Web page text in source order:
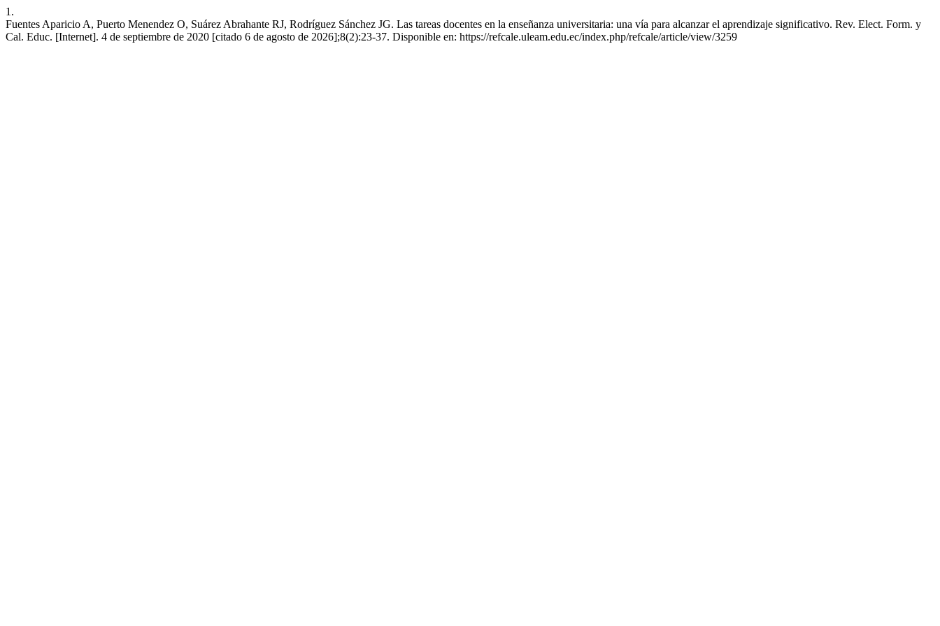
1.
Fuentes Aparicio A, Puerto Menendez O, Suárez Abrahante RJ, Rodríguez Sánchez JG. Las tareas docentes en la enseñanza universitaria: una vía para alcanzar el aprendizaje significativo. Rev. Elect. Form. y
Cal. Educ. [Internet]. 4 de septiembre de 2020 [citado 6 de agosto de 2026];8(2):23-37. Disponible en: https://refcale.uleam.edu.ec/index.php/refcale/article/view/3259